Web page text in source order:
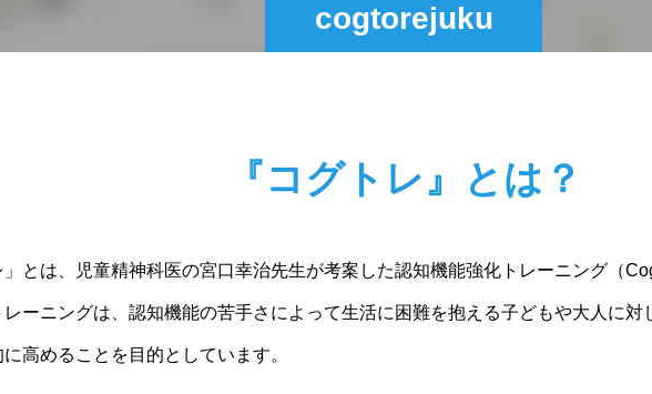
cogtorejuku
『コグトレ』とは？
」とは、児童精神科医の宮口幸治先生が考案した認知機能強化トレーニング（
ーニングは、認知機能の苦手さによって生活に困難を抱える子どもや大人に対
高めることを目的としています。